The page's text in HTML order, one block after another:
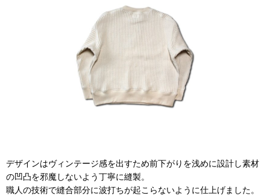
デザインはヴィンテージ感を出すため前下がりを浅めに設計し素材
の凹凸を邪魔しないよう丁寧に縫製。
職人の技術で縫合部分に波打ちが起こらないように仕上げました。